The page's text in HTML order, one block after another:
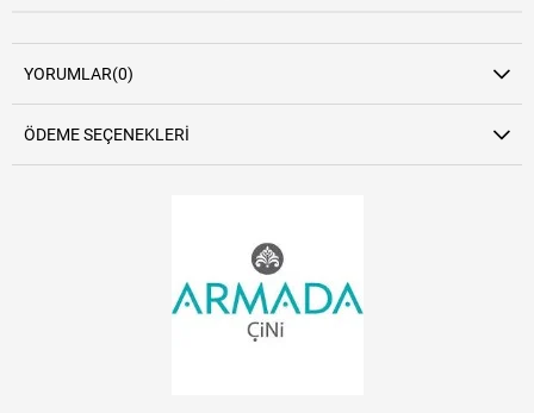
YORUMLAR(0)
ÖDEME SEÇENEKLERI